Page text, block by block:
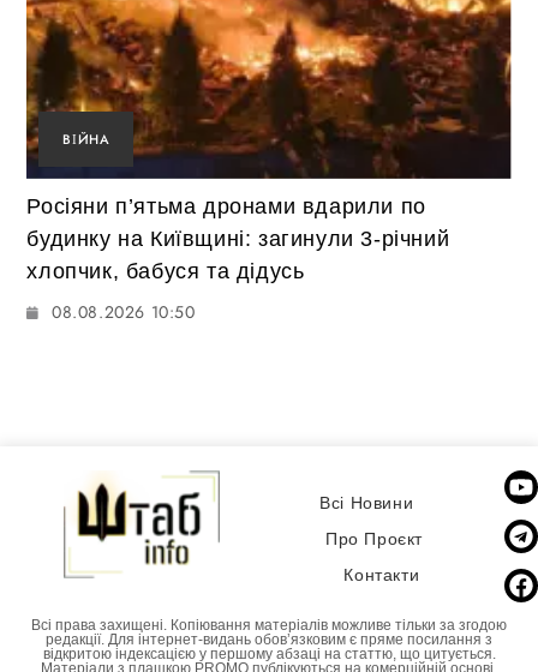
ВІЙНА
Росіяни п’ятьма дронами вдарили по
будинку на Київщині: загинули 3-річний
хлопчик, бабуся та дідусь
08.08.2026 10:50
Всі Новини
Про Проєкт
Контакти
Всі права захищені. Копіювання матеріалів можливе тільки за згодою
редакції. Для інтернет-видань обовʼязковим є пряме посилання з
відкритою індексацією у першому абзаці на статтю, що цитується.